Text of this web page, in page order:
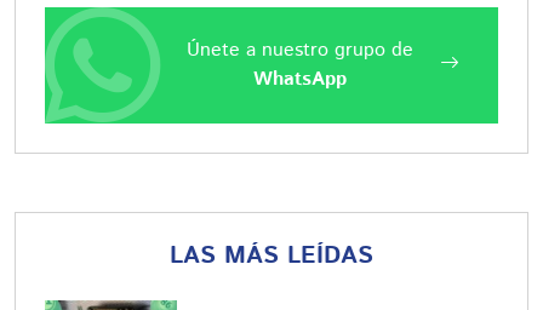
Únete a nuestro grupo de
WhatsApp
LAS MÁS LEÍDAS